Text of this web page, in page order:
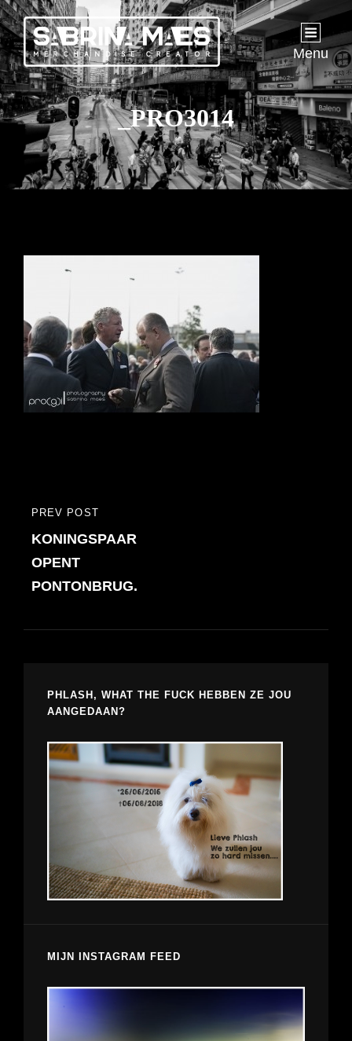
Menu
_PRO3014
Bericht
navigatie
PREVIOUS
POST
PREV POST
KONINGSPAAR
OPENT
PONTONBRUG.
PHLASH, WHAT THE FUCK HEBBEN ZE JOU
AANGEDAAN?
MIJN INSTAGRAM FEED